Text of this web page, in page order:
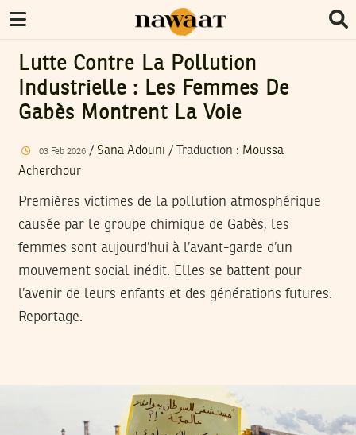
Lutte Contre La Pollution
Industrielle : Les Femmes De
Gabès Montrent La Voie
03 Feb 2026/ Sana Adouni / Traduction : Moussa
Acherchour
Premières victimes de la pollution atmosphérique
causée par le groupe chimique de Gabès, les
femmes sont aujourd’hui à l’avant-garde d’un
mouvement social inédit. Elles se battent pour
l’avenir de leurs enfants et des générations futures.
Reportage.